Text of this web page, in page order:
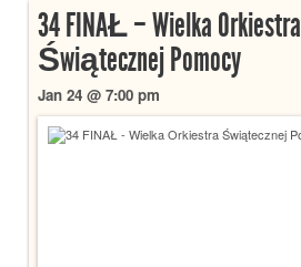
34 FINAŁ – Wielka Orkiestra
Świątecznej Pomocy
Jan 24 @ 7:00 pm